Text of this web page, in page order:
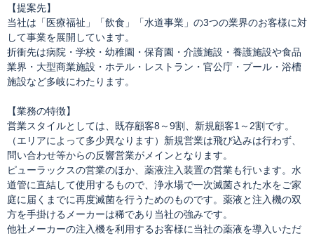
【提案先】
当社は「医療福祉」「飲食」「水道事業」の3つの業界のお客様に対
して事業を展開しています。
折衝先は病院・学校・幼稚園・保育園・介護施設・養護施設や食品
業界・大型商業施設・ホテル・レストラン・官公庁・プール・浴槽
施設など多岐にわたります。
【業務の特徴】
営業スタイルとしては、既存顧客8～9割、新規顧客1～2割です。
（エリアによって多少異なります）新規営業は飛び込みは行わず、
問い合わせ等からの反響営業がメインとなります。
ピューラックスの営業のほか、薬液注入装置の営業も行います。水
道管に直結して使用するもので、浄水場で一次滅菌された水をご家
庭に届くまでに再度滅菌を行うためのものです。薬液と注入機の双
方を手掛けるメーカーは稀であり当社の強みです。
他社メーカーの注入機を利用するお客様に当社の薬液を導入いただ